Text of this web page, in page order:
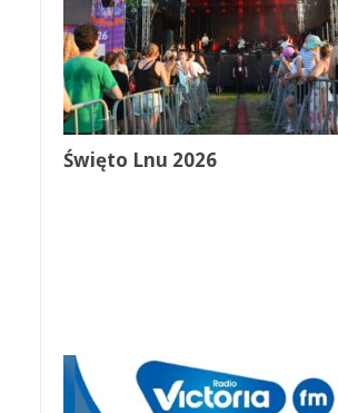
Święto Lnu 2026